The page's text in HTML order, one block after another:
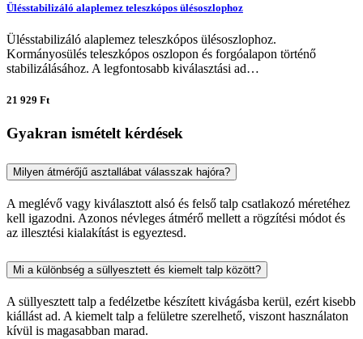
Ülésstabilizáló alaplemez teleszkópos ülésoszlophoz
Ülésstabilizáló alaplemez teleszkópos ülésoszlophoz.
Kormányosülés teleszkópos oszlopon és forgóalapon történő
stabilizálásához. A legfontosabb kiválasztási ad…
21 929 Ft
Gyakran ismételt kérdések
Milyen átmérőjű asztallábat válasszak hajóra?
A meglévő vagy kiválasztott alsó és felső talp csatlakozó méretéhez
kell igazodni. Azonos névleges átmérő mellett a rögzítési módot és
az illesztési kialakítást is egyeztesd.
Mi a különbség a süllyesztett és kiemelt talp között?
A süllyesztett talp a fedélzetbe készített kivágásba kerül, ezért kisebb
kiállást ad. A kiemelt talp a felületre szerelhető, viszont használaton
kívül is magasabban marad.